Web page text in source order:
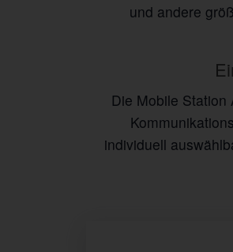
und andere
Die Mobile
individuell